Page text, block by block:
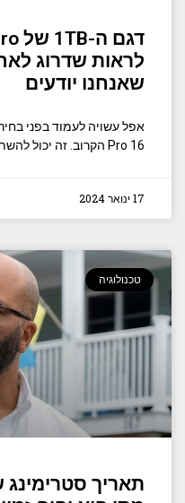
לראות שדרוג
שאנחנו יודעים
אפל עשויה לעמוד בפני
16 Pro הקרוב. זה יכול להשתמש בזיכרון פלאש בעל צפיפות
17 ינואר 2024
טכנולוגיה
תאריך סטרימינג